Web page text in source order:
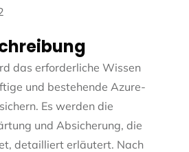
das erforderliche Wissen
und bestehende Azure-
Es werden die
und Absicherung, die
detailliert erläutert. Nach